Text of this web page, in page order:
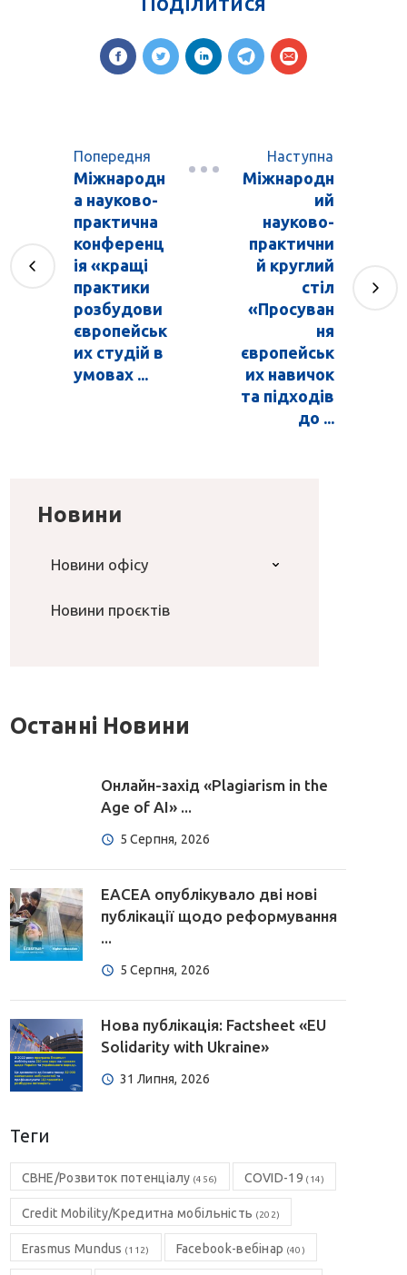
Попередня
Міжнародн
а науково-
практична
конференц
ія «кращі
практики
розбудови
європейськ
их студій в
умовах ...
Наступна
Міжнародн
ий
науково-
практични
й круглий
стіл
«Просуван
ня
європейськ
их навичок
та підходів
до ...
Новини
Новини офісу
Новини проєктів
Останні Новини
Онлайн-захід «Plagiarism in the
Age of AI» ...
5 Серпня, 2026
EACEA опублікувало дві нові
публікації щодо реформування
...
5 Серпня, 2026
Нова публікація: Factsheet «EU
Solidarity with Ukraine»
31 Липня, 2026
Теги
CBHE/Розвиток потенціалу (456) COVID-19 (14)
Credit Mobility/Кредитна мобільність (202)
Erasmus Mundus (112) Facebook-вебінар (40)